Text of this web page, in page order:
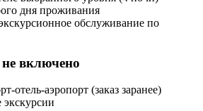
дня проживания
обслуживание по
включено
отель-аэропорт (заказ заранее)